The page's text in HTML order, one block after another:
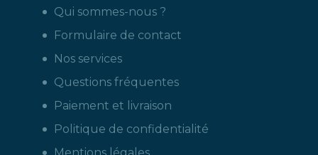
Qui sommes-nous ?
Formulaire de contact
Nos services
Questions fréquentes
Paiement et livraison
Politique de confidentialité